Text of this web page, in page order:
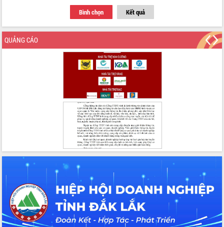
kiểm tra, chỉ đạo hoàn thành các dự
án cao tốc và thăm khu tái định cư tại
Đắk Lắk
Sôi nổi Hội đua ngựa truyền thống Gò
Thì Thùng mừng Xuân Bính Ngọ 2026
Lãnh đạo tỉnh dâng hương tưởng niệm
tại Đập Đồng Cam đầu Xuân Bính Ngọ
trưởng đạt 5,86% trong năm 2026
UBND tỉnh Đắk Lắk triển khai công tác
quốc phòng, quân sự địa phương năm
Đắk Lắk tập trung toàn lực khắc phục
tồn tại IUU, sẵn sàng làm việc với
Đoàn thanh tra EC
Chủ tịch UBND tỉnh Tạ Anh Tuấn thăm,
chúc mừng các bệnh viện nhân Ngày
Thầy thuốc Việt Nam
Rộn ràng lễ hội truyền thống Sông
nước Đà Nông lần thứ I năm 2026
Bình chọn Kết quả
QUẢNG CÁO